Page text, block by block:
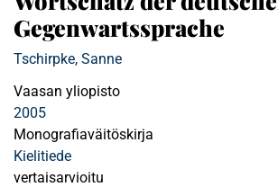
Gegenwartssprache
Tschirpke, Sanne
Vaasan yliopisto
2005
Monografiaväitöskirja
Kielitiede
vertaisarvioitu